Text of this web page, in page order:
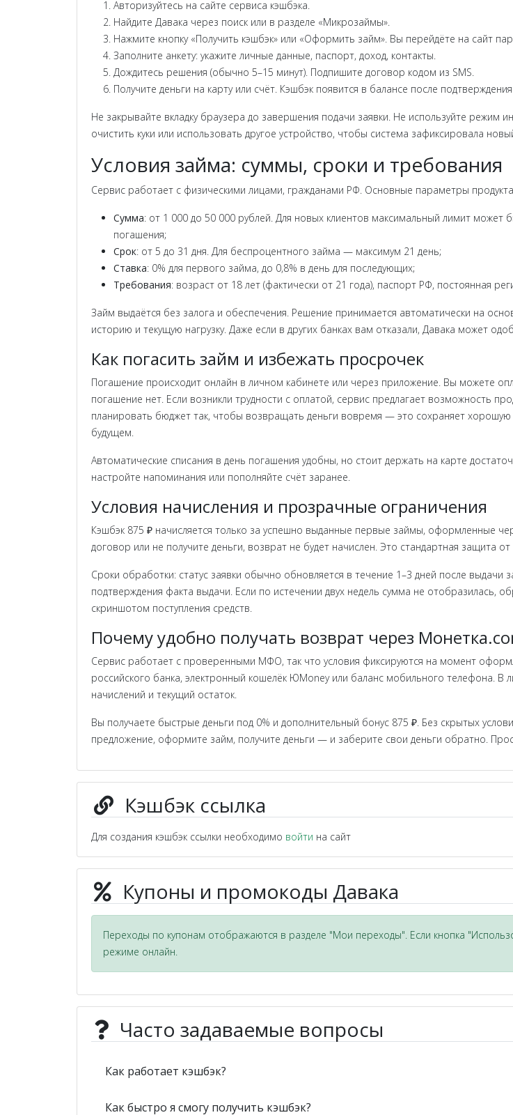
Авторизуйтесь на сайте сервиса кэшбэка.
Найдите Давака через поиск или в разделе «Микрозаймы».
Нажмите кнопку «Получить кэшбэк» или «Оформить займ». Вы перейдёте на сайт
Заполните анкету: укажите личные данные, паспорт, доход, контакты.
Дождитесь решения (обычно 5–15 минут). Подпишите договор кодом из SMS.
Получите деньги на карту или счёт. Кэшбэк появится в балансе после
Не закрывайте вкладку браузера до завершения подачи заявки. Не используйте режим
очистить куки или использовать другое устройство, чтобы система зафиксировала
Условия займа: суммы, сроки и требования
Сервис работает с физическими лицами, гражданами РФ. Основные параметры
Сумма: от 1 000 до 50 000 рублей. Для новых клиентов максимальный лимит может
погашения;
Срок: от 5 до 31 дня. Для беспроцентного займа — максимум 21 день;
Ставка: 0% для первого займа, до 0,8% в день для последующих;
Требования: возраст от 18 лет (фактически от 21 года), паспорт РФ, постоянная
Займ выдаётся без залога и обеспечения. Решение принимается автоматически на
историю и текущую нагрузку. Даже если в других банках вам отказали, Давака может
Как погасить займ и избежать просрочек
Погашение происходит онлайн в личном кабинете или через приложение. Вы можете
погашение нет. Если возникли трудности с оплатой, сервис предлагает возможность
планировать бюджет так, чтобы возвращать деньги вовремя — это сохраняет
будущем.
Автоматические списания в день погашения удобны, но стоит держать на карте
настройте напоминания или пополняйте счёт заранее.
Условия начисления и прозрачные ограничения
Кэшбэк 875 ₽ начисляется только за успешно выданные первые займы, оформленные
договор или не получите деньги, возврат не будет начислен. Это стандартная защита
Сроки обработки: статус заявки обычно обновляется в течение 1–3 дней после
подтверждения факта выдачи. Если по истечении двух недель сумма не отобразилась,
скриншотом поступления средств.
Почему удобно получать возврат через
Сервис работает с проверенными МФО, так что условия фиксируются на момент
российского банка, электронный кошелёк ЮMoney или баланс мобильного телефона. В
начислений и текущий остаток.
Вы получаете быстрые деньги под 0% и дополнительный бонус 875 ₽. Без скрытых
предложение, оформите займ, получите деньги — и заберите свои деньги обратно.
Кэшбэк ссылка
Для создания кэшбэк ссылки необходимо войти на сайт
Купоны и промокоды Давака
Переходы по купонам отображаются в разделе "Мои переходы". Если кнопка
режиме онлайн.
Часто задаваемые вопросы
Как работает кэшбэк?
Как быстро я смогу получить кэшбэк?